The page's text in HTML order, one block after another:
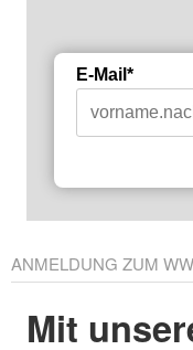
E-Mail*
ANMELDUNG ZUM
Mit